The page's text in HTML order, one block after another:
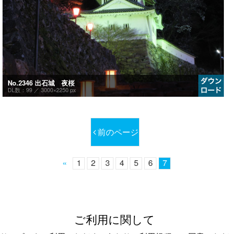
No.2346 出石城 夜桜
DL数：99 ／ 3000×2250 px
前のページ
« 1 2 3 4 5 6 7
ご利用に関して